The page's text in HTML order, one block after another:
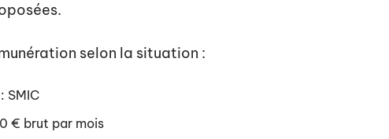
selon la situation :
SMIC
€ brut par mois